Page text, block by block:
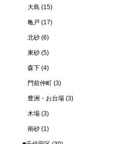
大島 (15)
亀戸 (17)
北砂 (6)
東砂 (5)
森下 (4)
門前仲町 (3)
豊洲・お台場 (3)
木場 (3)
南砂 (1)